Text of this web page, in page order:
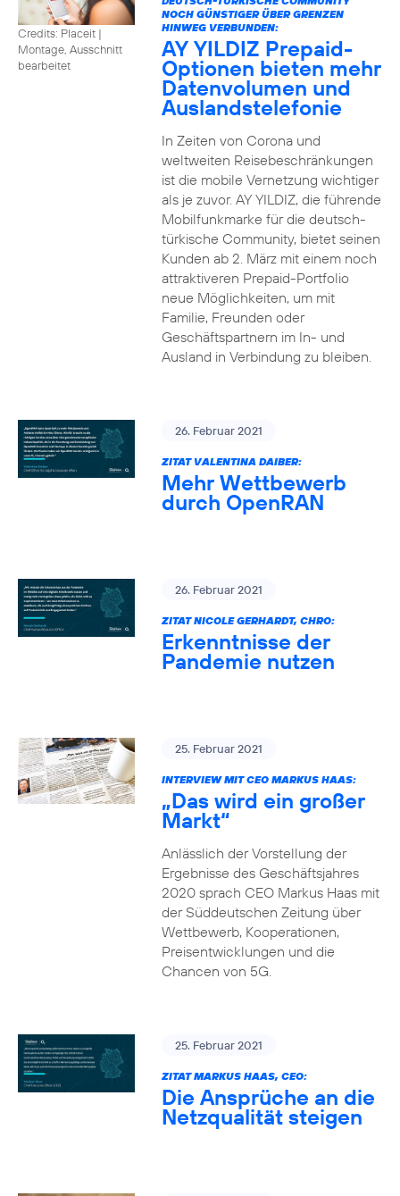
Credits: Placeit |
Montage, Ausschnitt
bearbeitet
NOCH GÜNSTIGER ÜBER GRENZEN
HINWEG VERBUNDEN:
AY YILDIZ Prepaid-
Optionen bieten mehr
Datenvolumen und
Auslandstelefonie
In Zeiten von Corona und
weltweiten Reisebeschränkungen
ist die mobile Vernetzung wichtiger
als je zuvor. AY YILDIZ, die führende
Mobilfunkmarke für die deutsch-
türkische Community, bietet seinen
Kunden ab 2. März mit einem noch
attraktiveren Prepaid-Portfolio
neue Möglichkeiten, um mit
Familie, Freunden oder
Geschäftspartnern im In- und
Ausland in Verbindung zu bleiben.
26. Februar 2021
ZITAT VALENTINA DAIBER:
Mehr Wettbewerb
durch OpenRAN
26. Februar 2021
ZITAT NICOLE GERHARDT, CHRO:
Erkenntnisse der
Pandemie nutzen
25. Februar 2021
INTERVIEW MIT CEO MARKUS HAAS:
„Das wird ein großer
Markt“
Anlässlich der Vorstellung der
Ergebnisse des Geschäftsjahres
2020 sprach CEO Markus Haas mit
der Süddeutschen Zeitung über
Wettbewerb, Kooperationen,
Preisentwicklungen und die
Chancen von 5G.
25. Februar 2021
ZITAT MARKUS HAAS, CEO:
Die Ansprüche an die
Netzqualität steigen